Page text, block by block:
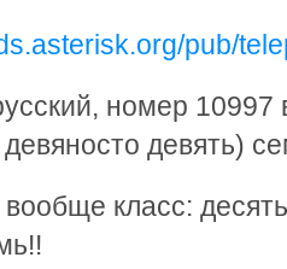
pub/
номер 10997
девять)
класс: